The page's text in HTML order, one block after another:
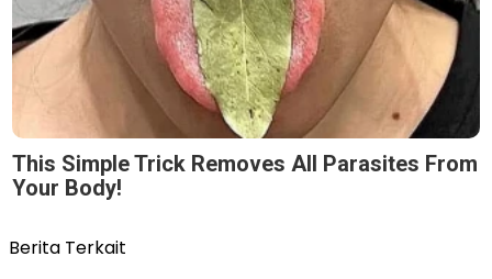
This Simple Trick Removes All Parasites From
Your Body!
Berita Terkait